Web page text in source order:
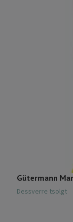
Gütermann
Dessverre tsolgt